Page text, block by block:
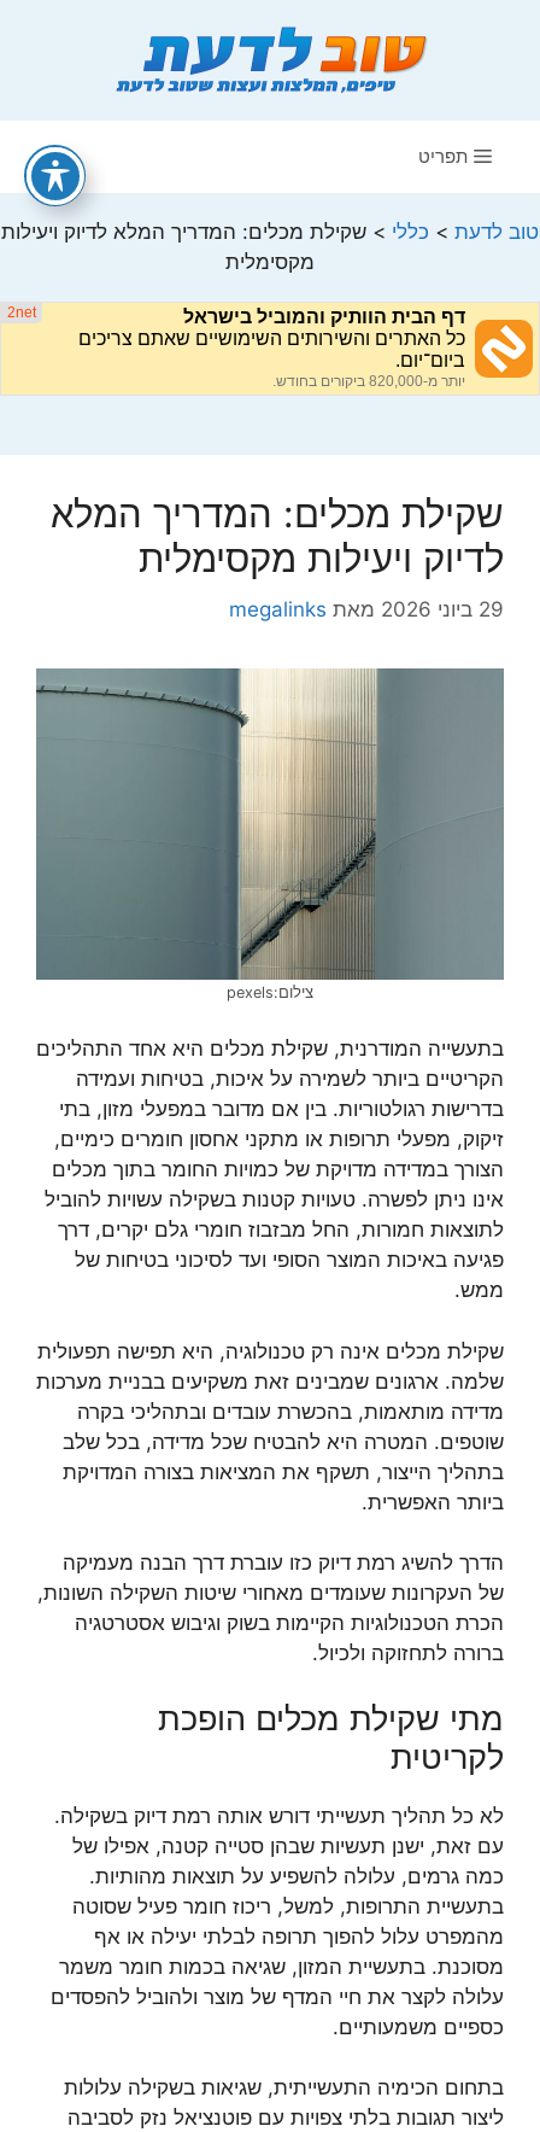
תפריט
טוב לדעת > כללי > שקילת מכלים: המדריך המלא לדיוק ויעילות
מקסימלית
שקילת מכלים: המדריך המלא
לדיוק ויעילות מקסימלית
29 ביוני 2026 מאת megalinks
צילום:pexels
בתעשייה המודרנית, שקילת מכלים היא אחד התהליכים
הקריטיים ביותר לשמירה על איכות, בטיחות ועמידה
בדרישות רגולטוריות. בין אם מדובר במפעלי מזון, בתי
זיקוק, מפעלי תרופות או מתקני אחסון חומרים כימיים,
הצורך במדידה מדויקת של כמויות החומר בתוך מכלים
אינו ניתן לפשרה. טעויות קטנות בשקילה עשויות להוביל
לתוצאות חמורות, החל מבזבוז חומרי גלם יקרים, דרך
פגיעה באיכות המוצר הסופי ועד לסיכוני בטיחות של
ממש.
שקילת מכלים אינה רק טכנולוגיה, היא תפישה תפעולית
שלמה. ארגונים שמבינים זאת משקיעים בבניית מערכות
מדידה מותאמות, בהכשרת עובדים ובתהליכי בקרה
שוטפים. המטרה היא להבטיח שכל מדידה, בכל שלב
בתהליך הייצור, תשקף את המציאות בצורה המדויקת
ביותר האפשרית.
הדרך להשיג רמת דיוק כזו עוברת דרך הבנה מעמיקה
של העקרונות שעומדים מאחורי שיטות השקילה השונות,
הכרת הטכנולוגיות הקיימות בשוק וגיבוש אסטרטגיה
ברורה לתחזוקה ולכיול.
מתי שקילת מכלים הופכת
לקריטית
לא כל תהליך תעשייתי דורש אותה רמת דיוק בשקילה.
עם זאת, ישנן תעשיות שבהן סטייה קטנה, אפילו של
כמה גרמים, עלולה להשפיע על תוצאות מהותיות.
בתעשיית התרופות, למשל, ריכוז חומר פעיל שסוטה
מהמפרט עלול להפוך תרופה לבלתי יעילה או אף
מסוכנת. בתעשיית המזון, שגיאה בכמות חומר משמר
עלולה לקצר את חיי המדף של מוצר ולהוביל להפסדים
כספיים משמעותיים.
בתחום הכימיה התעשייתית, שגיאות בשקילה עלולות
ליצור תגובות בלתי צפויות עם פוטנציאל נזק לסביבה